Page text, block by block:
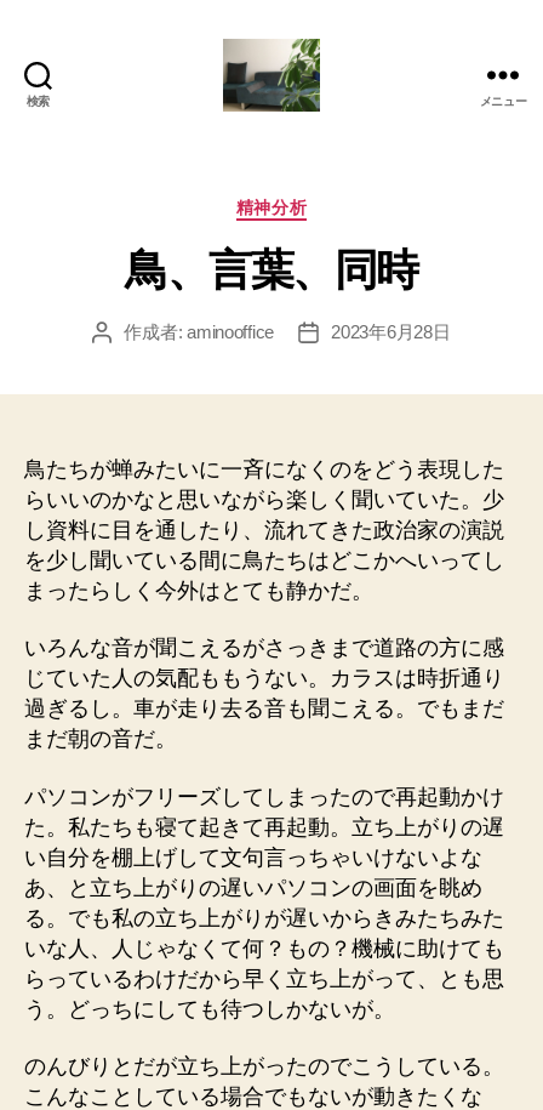
検索
美
か
も
あ
の
グ
メニュー
カ
ゴ
リ
精神分析
鳥、言葉、同時
投
作成者:aminooffice
投
2023年6月28日
鳥たちが蝉みたいに一斉になくのをどう表現した
らいいのかなと思いながら楽しく聞いていた。少
し資料に目を通したり、流れてきた政治家の演説
を少し聞いている間に鳥たちはどこかへいってし
まったらしく今外はとても静かだ。
いろんな音が聞こえるがさっきまで道路の方に感
じていた人の気配ももうない。カラスは時折通り
過ぎるし。車が走り去る音も聞こえる。でもまだ
まだ朝の音だ。
パソコンがフリーズしてしまったので再起動かけ
た。私たちも寝て起きて再起動。立ち上がりの遅
い自分を棚上げして文句言っちゃいけないよな
あ、と立ち上がりの遅いパソコンの画面を眺め
る。でも私の立ち上がりが遅いからきみたちみた
いな人、人じゃなくて何？もの？機械に助けても
らっているわけだから早く立ち上がって、とも思
う。どっちにしても待つしかないが。
のんびりとだが立ち上がったのでこうしている。
こんなことしている場合でもないが動きたくな